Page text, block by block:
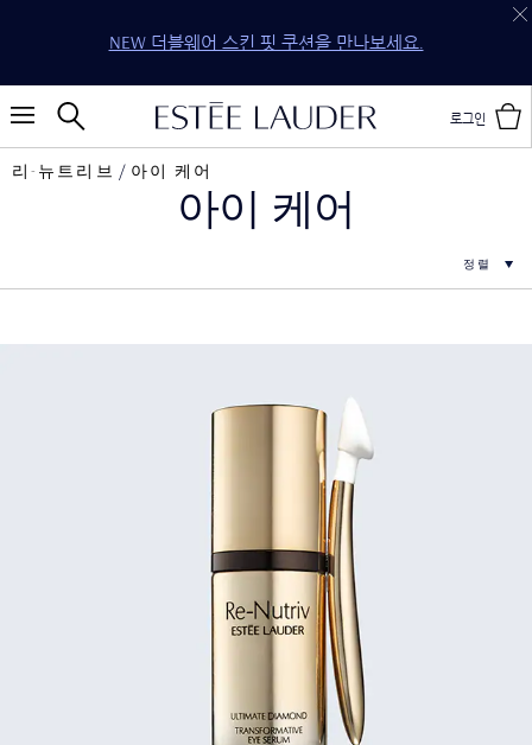
NEW 더블웨어 스킨 핏 쿠션을 만나보세요.
로그인
리-뉴트리브 아이 케어
아이 케어